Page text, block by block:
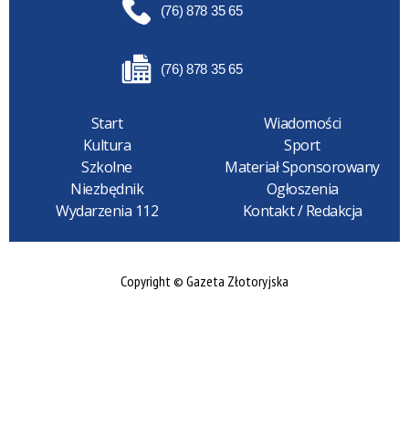
(76) 878 35 65
(76) 878 35 65
Start
Wiadomości
Kultura
Sport
Szkolne
Materiał Sponsorowany
Niezbędnik
Ogłoszenia
Wydarzenia 112
Kontakt / Redakcja
Copyright © Gazeta Złotoryjska